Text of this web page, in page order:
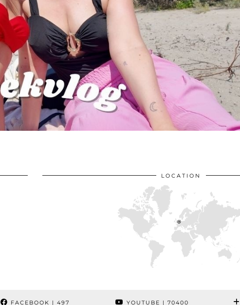
LOCATION
FACEBOOK | 497 YOUTUBE | 70400